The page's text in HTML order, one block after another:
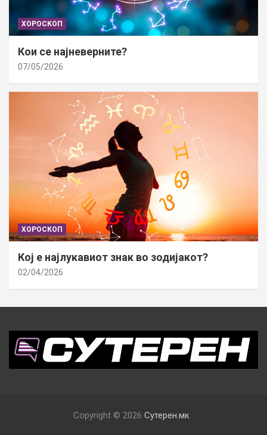
ХОРОСКОП
Кои се најневерните?
07/05/2026
ХОРОСКОП
Кој е најлукавиот знак во зодијакот?
02/04/2026
Copyright © 2026 Сутерен.мк